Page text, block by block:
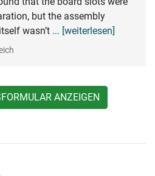
but the assembly
wasn’t ... [weiterlesen]
ANZEIGEN